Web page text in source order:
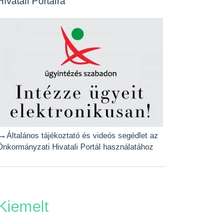
Általános tájékoztató és videós segédlet az
Hivatali Portál használatához